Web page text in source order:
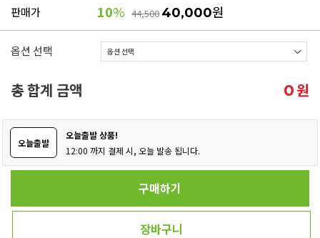
판매가 10% 44,50040,000원
옵션 선택
총 합계 금액 0원
오늘출발
오늘출발 상품!
12:00 까지 결제 시, 오늘 발송 됩니다.
구매하기
장바구니